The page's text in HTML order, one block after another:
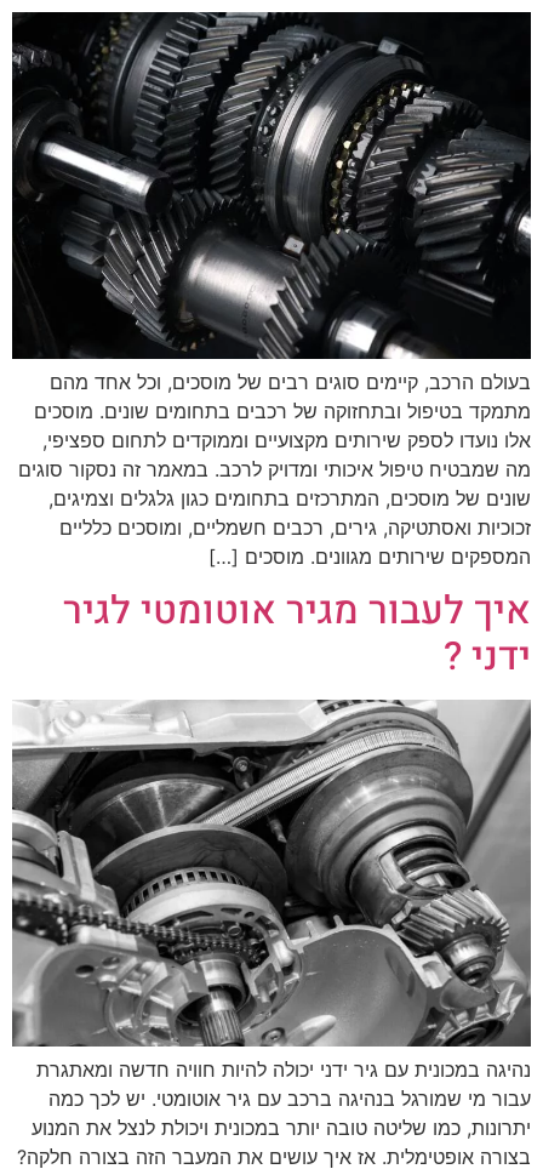
בעולם הרכב, קיימים סוגים רבים של מוסכים, וכל אחד מהם
מתמקד בטיפול ובתחזוקה של רכבים בתחומים שונים. מוסכים
אלו נועדו לספק שירותים מקצועיים וממוקדים לתחום ספציפי,
מה שמבטיח טיפול איכותי ומדויק לרכב. במאמר זה נסקור סוגים
שונים של מוסכים, המתרכזים בתחומים כגון גלגלים וצמיגים,
זכוכיות ואסתטיקה, גירים, רכבים חשמליים, ומוסכים כלליים
המספקים שירותים מגוונים. מוסכים […]
איך לעבור מגיר אוטומטי לגיר
ידני ?
נהיגה במכונית עם גיר ידני יכולה להיות חוויה חדשה ומאתגרת
עבור מי שמורגל בנהיגה ברכב עם גיר אוטומטי. יש לכך כמה
יתרונות, כמו שליטה טובה יותר במכונית ויכולת לנצל את המנוע
בצורה אופטימלית. אז איך עושים את המעבר הזה בצורה חלקה?